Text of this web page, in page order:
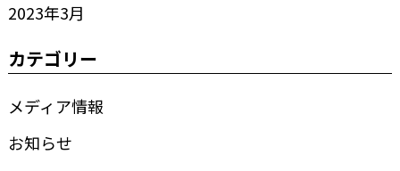
2023年3月
カテゴリー
メディア情報
お知らせ